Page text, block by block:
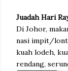
Juadah Hari
Di Johor,
nasi impit/
kuah lodeh,
rendang,